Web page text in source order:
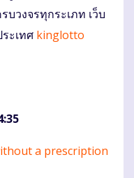
วงจรทุกระเภท เว็บ
ะเทศ kinglotto
a prescription